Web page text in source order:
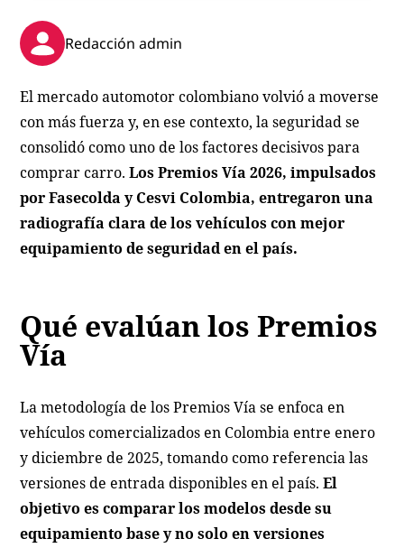
Redacción admin
El mercado automotor colombiano volvió a moverse
con más fuerza y, en ese contexto, la seguridad se
consolidó como uno de los factores decisivos para
comprar carro. Los Premios Vía 2026, impulsados
por Fasecolda y Cesvi Colombia, entregaron una
radiografía clara de los vehículos con mejor
equipamiento de seguridad en el país.
Qué evalúan los Premios
Vía
La metodología de los Premios Vía se enfoca en
vehículos comercializados en Colombia entre enero
y diciembre de 2025, tomando como referencia las
versiones de entrada disponibles en el país.El
objetivo es comparar los modelos desde su
equipamiento base y no solo en versiones